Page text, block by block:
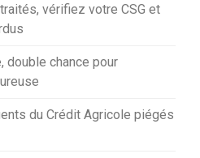
vérifiez votre CSG et
double chance pour
du Crédit Agricole piégés